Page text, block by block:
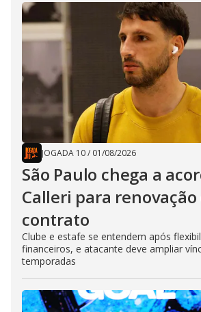
JOGADA 10/ 01/08/2026
São Paulo chega a
Calleri para renovação
contrato
Clube e estafe se entendem após
financeiros, e atacante deve ampliar
temporadas